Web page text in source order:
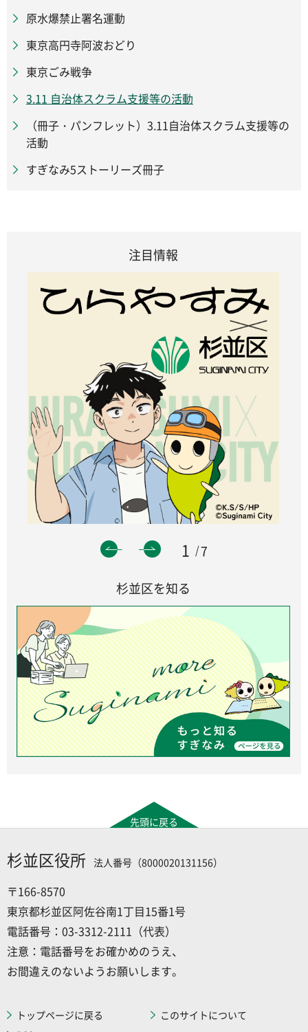
原水爆禁止署名運動
東京高円寺阿波おどり
東京ごみ戦争
3.11 自治体スクラム支援等の活動
（冊子・パンフレット）3.11自治体スクラム支援等の
活動
すぎなみ5ストーリーズ冊子
注目情報
1
7
杉並区を知る
先頭に戻る
杉並区役所 法人番号（8000020131156）
〒166-8570
東京都杉並区阿佐谷南1丁目15番1号
電話番号：03-3312-2111（代表）
注意：電話番号をお確かめのうえ、
お間違えのないようお願いします。
トップページに戻る
このサイトについて